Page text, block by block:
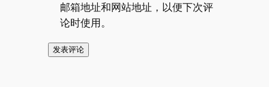
邮箱地址和网站地址，以便下次评
论时使用。